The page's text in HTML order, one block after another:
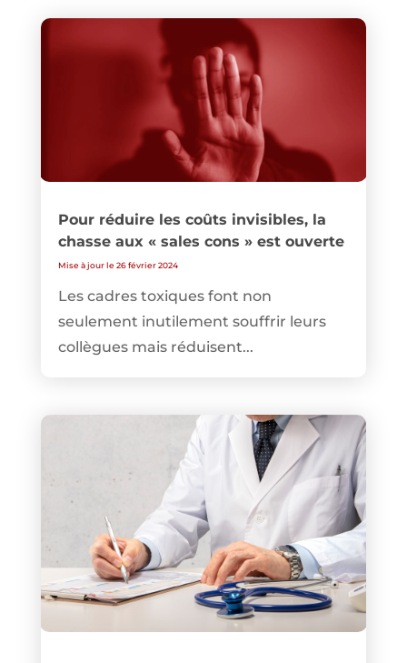
Pour réduire les coûts invisibles, la
chasse aux « sales cons » est ouverte
Mise à jour le 26 février 2024
Les cadres toxiques font non
seulement inutilement souffrir leurs
collègues mais réduisent...